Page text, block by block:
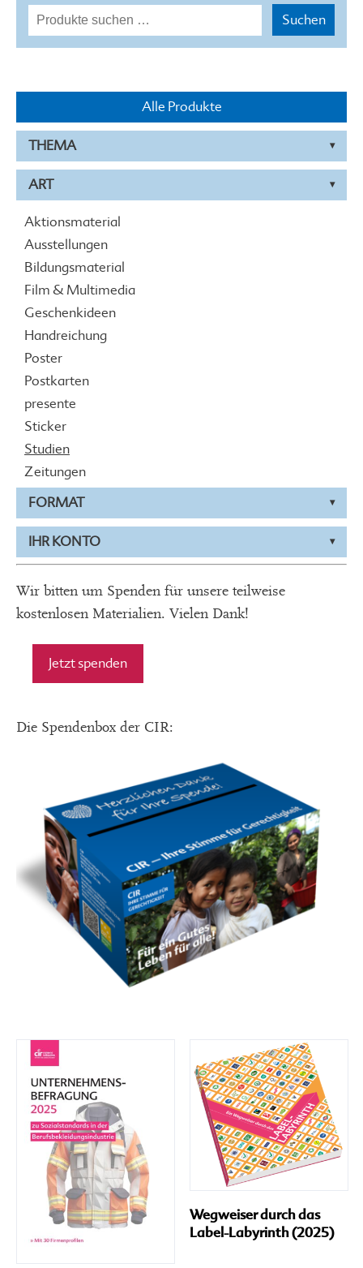
Suchen
nach:
Suchen
Alle Produkte
THEMA
ART
Aktionsmaterial
Ausstellungen
Bildungsmaterial
Film & Multimedia
Geschenkideen
Handreichung
Poster
Postkarten
presente
Sticker
Studien
Zeitungen
FORMAT
IHR KONTO
Wir bitten um Spenden für unsere teilweise
kostenlosen Materialien. Vielen Dank!
Jetzt spenden
Die Spendenbox der CIR:
Wegweiser durch das
Label-Labyrinth (2025)